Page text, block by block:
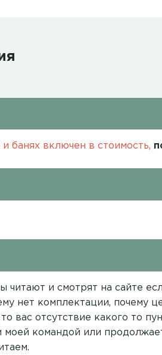
банях включен в стоимость,
и смотрят на сайте
нет комплектации, почему
вас отсутствие какого то
моей командой или